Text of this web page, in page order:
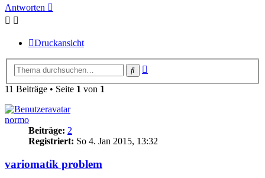
Antworten
Druckansicht
Suche
11 Beiträge • Seite 1 von 1
normo
Beiträge: 2
Registriert: So 4. Jan 2015, 13:32
variomatik problem